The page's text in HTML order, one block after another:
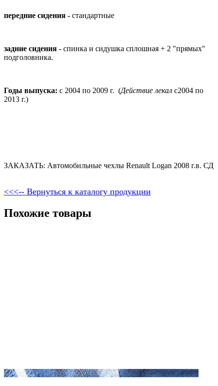
передние сидения - стандартные
задние сидения - спинка и сидушка сплошная + 2 "прямых"
подголовника.
Годы выпуска: с 2004 по 2009 г. (Действие лекал с2004 по
2013 г.)
ЗАКАЗАТЬ: Автомобильные чехлы Renault Logan 2008 г.в. СД
<<<-- Вернуться к каталогу продукции
Похожие товары